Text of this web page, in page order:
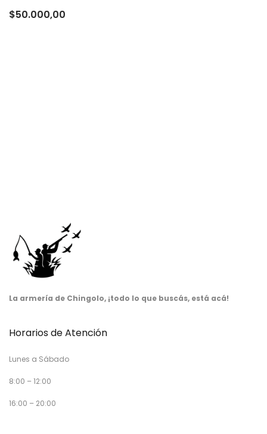
$50.000,00
La armería de Chingolo, ¡todo lo que buscás, está acá!
Horarios de Atención
Lunes a Sábado
8:00 – 12:00
16:00 – 20:00